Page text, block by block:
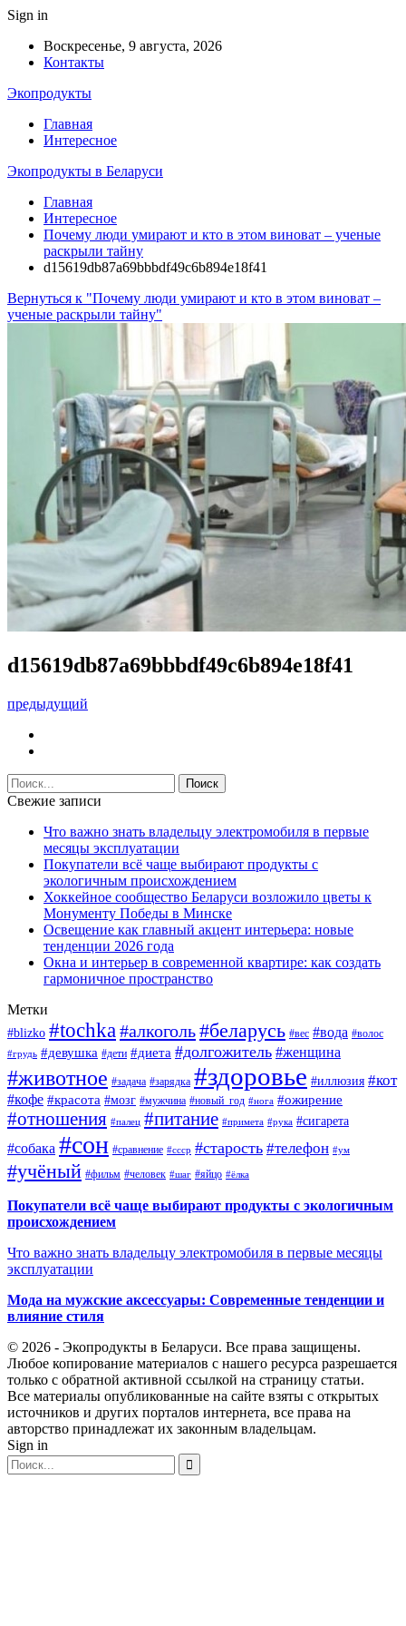
Sign in
Воскресенье, 9 августа, 2026
Контакты
Экопродукты
Главная
Интересное
Экопродукты в Беларуси
Главная
Интересное
Почему люди умирают и кто в этом виноват – ученые
раскрыли тайну
d15619db87a69bbbdf49c6b894e18f41
Вернуться к "Почему люди умирают и кто в этом виноват –
ученые раскрыли тайну"
d15619db87a69bbbdf49c6b894e18f41
предыдущий
Свежие записи
Что важно знать владельцу электромобиля в первые
месяцы эксплуатации
Покупатели всё чаще выбирают продукты с
экологичным происхождением
Хоккейное сообщество Беларуси возложило цветы к
Монументу Победы в Минске
Освещение как главный акцент интерьера: новые
тенденции 2026 года
Окна и интерьер в современной квартире: как создать
гармоничное пространство
Метки
#blizko #tochka #алкоголь#беларусь #вес #вода #волос
#грудь #девушка #дети #диета #долгожитель #женщина
#животное #задача #зарядка #здоровье #иллюзия #кот
#кофе #красота #мозг #мужчина #новый_год #нога #ожирение
#отношения #палец #питание #примета #рука #сигарета
#собака #сон #сравнение #ссср #старость #телефон #ум
#учёный #фильм #человек #шаг #яйцо #ёлка
Покупатели всё чаще выбирают продукты с экологичным
происхождением
Что важно знать владельцу электромобиля в первые месяцы
эксплуатации
Мода на мужские аксессуары: Современные тенденции и
влияние стиля
© 2026 - Экопродукты в Беларуси. Все права защищены.
Любое копирование материалов с нашего ресурса разрешается
только с обратной активной ссылкой на страницу статьи.
Все материалы опубликованные на сайте взяты с открытых
источников и других порталов интернета, все права на
авторство принадлежат их законным владельцам.
Sign in